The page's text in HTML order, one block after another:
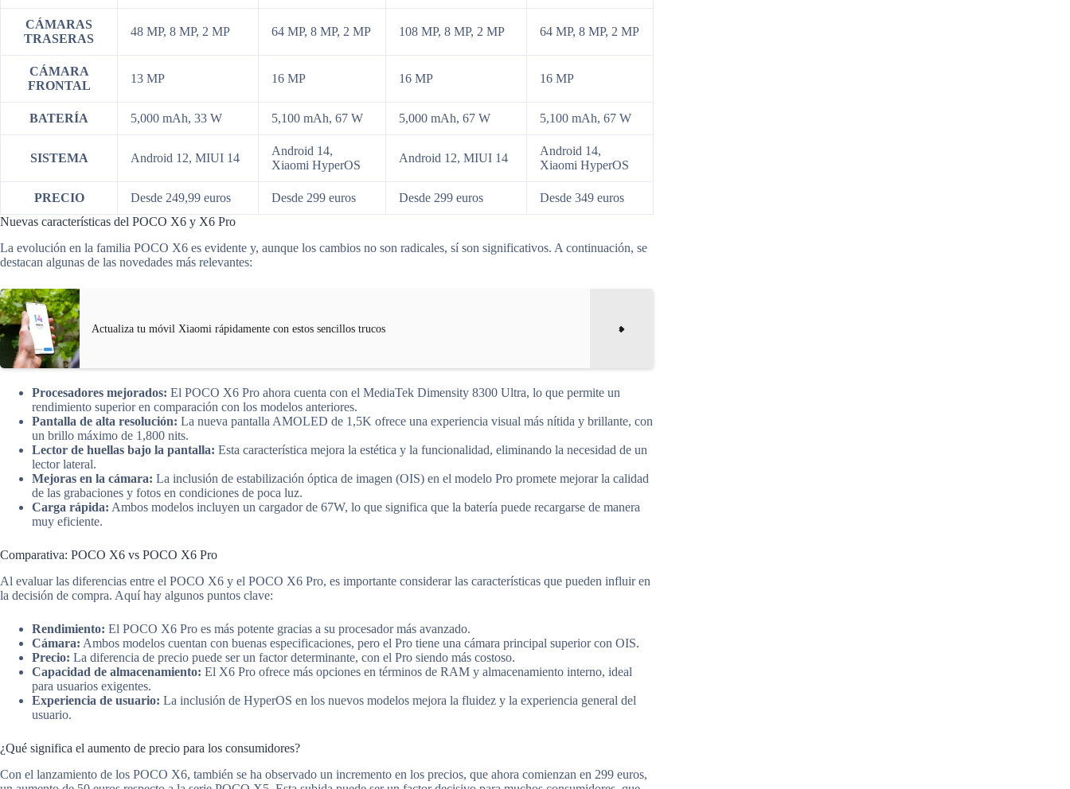
CÁMARAS
TRASERAS
48 MP, 8 MP, 2 MP 64 MP, 8 MP, 2 MP 108 MP, 8 MP, 2 MP 64 MP, 8 MP, 2 MP
CÁMARA
FRONTAL
13 MP 16 MP 16 MP 16 MP
BATERÍA 5,000 mAh, 33 W 5,100 mAh, 67 W 5,000 mAh, 67 W 5,100 mAh, 67 W
SISTEMA Android 12, MIUI 14
Android 14,
Xiaomi HyperOS
Android 12, MIUI 14
Android 14,
Xiaomi HyperOS
PRECIO Desde 249,99 euros Desde 299 euros Desde 299 euros
Desde 349 euros
Nuevas características del POCO X6 y X6 Pro
La evolución en la familia POCO X6 es evidente y, aunque los cambios no son radicales, sí son significativos. A continuación, se
destacan algunas de las novedades más relevantes:
Actualiza tu móvil Xiaomi rápidamente con estos sencillos trucos
Procesadores mejorados: El POCO X6 Pro ahora cuenta con el MediaTek Dimensity 8300 Ultra, lo que permite un
rendimiento superior en comparación con los modelos anteriores.
Pantalla de alta resolución: La nueva pantalla AMOLED de 1,5K ofrece una experiencia visual más nítida y brillante, con
un brillo máximo de 1,800 nits.
Lector de huellas bajo la pantalla: Esta característica mejora la estética y la funcionalidad, eliminando la necesidad de un
lector lateral.
Mejoras en la cámara: La inclusión de estabilización óptica de imagen (OIS) en el modelo Pro promete mejorar la calidad
de las grabaciones y fotos en condiciones de poca luz.
Carga rápida: Ambos modelos incluyen un cargador de 67W, lo que significa que la batería puede recargarse de manera
muy eficiente.
Comparativa: POCO X6 vs POCO X6 Pro
Al evaluar las diferencias entre el POCO X6 y el POCO X6 Pro, es importante considerar las características que pueden influir en
la decisión de compra. Aquí hay algunos puntos clave:
Rendimiento: El POCO X6 Pro es más potente gracias a su procesador más avanzado.
Cámara: Ambos modelos cuentan con buenas especificaciones, pero el Pro tiene una cámara principal superior con OIS.
Precio: La diferencia de precio puede ser un factor determinante, con el Pro siendo más costoso.
Capacidad de almacenamiento: El X6 Pro ofrece más opciones en términos de RAM y almacenamiento interno, ideal
para usuarios exigentes.
Experiencia de usuario: La inclusión de HyperOS en los nuevos modelos mejora la fluidez y la experiencia general del
usuario.
¿Qué significa el aumento de precio para los consumidores?
Con el lanzamiento de los POCO X6, también se ha observado un incremento en los precios, que ahora comienzan en 299 euros,